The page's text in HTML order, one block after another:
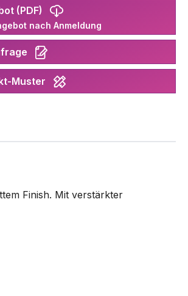
(PDF)
nach Anmeldung
Muster
Finish. Mit verstärkter